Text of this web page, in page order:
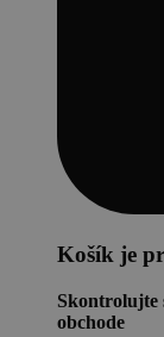
Košík je
Skontrolujte
obchode